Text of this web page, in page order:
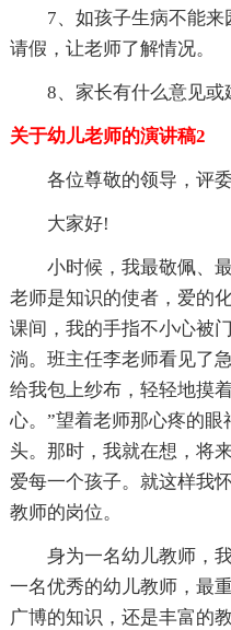
7、如孩子生病不能
请假，让老师了解情况。
8、家长有什么意见或
关于幼儿老师的演讲稿2
各位尊敬的领导，评委
大家好!
小时候，我最敬佩、
老师是知识的使者，爱的
课间，我的手指不小心被
淌。班主任李老师看见了
给我包上纱布，轻轻地摸
心。”望着老师那心疼的
头。那时，我就在想，将
爱每一个孩子。就这样我
教师的岗位。
身为一名幼儿教师，
一名优秀的幼儿教师，最
广博的知识，还是丰富的